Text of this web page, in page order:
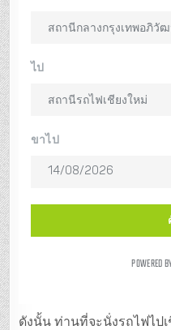
ดังนั้น ท่านที่จะนั่งรถไฟไป